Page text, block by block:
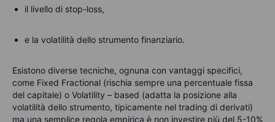
il livello di stop-loss,
e la volatilità dello strumento finanziario.
Esistono diverse tecniche, ognuna con vantaggi specifici,
come Fixed Fractional (rischia sempre una percentuale fissa
del capitale) o Volatility – based (adatta la posizione alla
volatilità dello strumento, tipicamente nel trading di derivati)
ma una semplice regola empirica è non investire più del 5-10%